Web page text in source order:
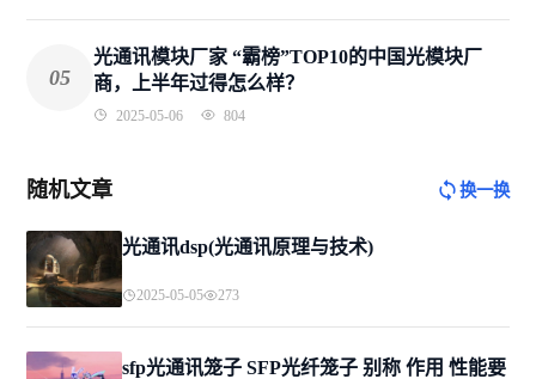
05
光通讯模块厂家 “霸榜”TOP10的中国光模块厂
商，上半年过得怎么样？
2025-05-06 804
随机文章 换一换
光通讯dsp(光通讯原理与技术)
2025-05-05 273
sfp光通讯笼子 SFP光纤笼子 别称 作用 性能要